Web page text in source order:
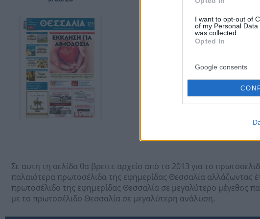
I want to opt-out of
of my Personal
was collected.
Opted In
Google consents
Σε αυτή τη σελίδα θα βρείτε αρχείο από το 2013 για το
παλαιότερα πρωτοσέλιδα της εφημερίδας Θεσσαλία αλλάζωντας
πρωτοσέλιδο της εφημερίδας Θεσσαλία σε μεγαλύτερο μέγεθος
με το πρωτοσέλιδο Θεσσαλία σε μεγαλύτερη ανάλυση.